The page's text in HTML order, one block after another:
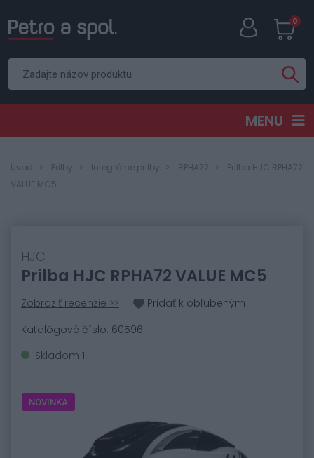
0
MENU
Úvod Prilby Integrálne prilby RPHA72
Prilba HJC RPHA72
VALUE MC5
HJC
Prilba HJC RPHA72 VALUE MC5
Zobraziť recenzie >>
Pridať k obľubeným
Katalógové číslo: 60596
Skladom 1
NOVINKA